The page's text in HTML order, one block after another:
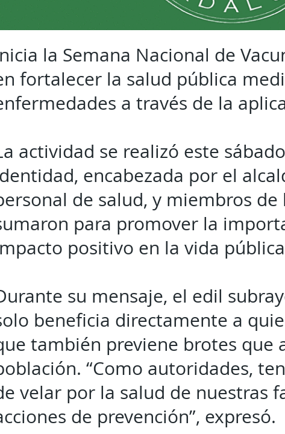
la Semana Nacional de
fortalecer la salud pública
a través de la
actividad se realizó este
encabezada por el
de salud, y miembros
para promover la
positivo en la vida
su mensaje, el edil
beneficia directamente a
también previene brotes que
“Como autoridades,
velar por la salud de nuestras
de prevención”, expresó.